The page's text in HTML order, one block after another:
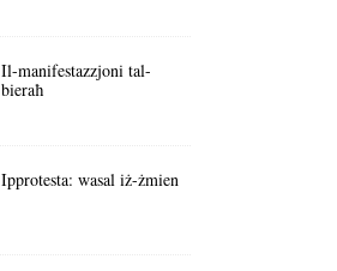
Il-manifestazzjoni tal-
bieraħ
Ipprotesta: wasal iż-żmien